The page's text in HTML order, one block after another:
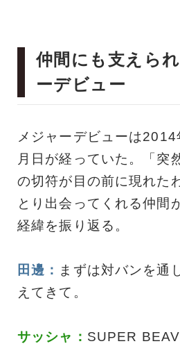
仲間にも支えら
ーデビュー
メジャーデビューは
月日が経っていた。「突
の切符が目の前に現れた
とり出会ってくれる仲間
経緯を振り返る。
田邊： まずは対バンを通
えてきて。
サッシャ： SUPER